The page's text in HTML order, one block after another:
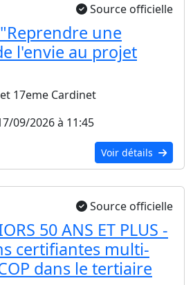
Source officielle
une
l'envie au projet
17eme Cardinet
09/2026 à 11:45
Voir détails
Source officielle
50 ANS ET PLUS -
certifiantes multi-
dans le tertiaire